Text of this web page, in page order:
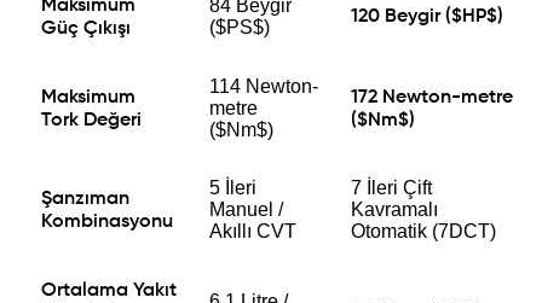
Maksimum
Güç Çıkışı
84 Beygir
($PS$)
120 Beygir ($HP$)
Maksimum
Tork Değeri
114 Newton-
metre
($Nm$)
172 Newton-metre
($Nm$)
Şanzıman
Kombinasyonu
5 İleri
Manuel /
Akıllı CVT
7 İleri Çift
Kavramalı
Otomatik (7DCT)
Ortalama Yakıt